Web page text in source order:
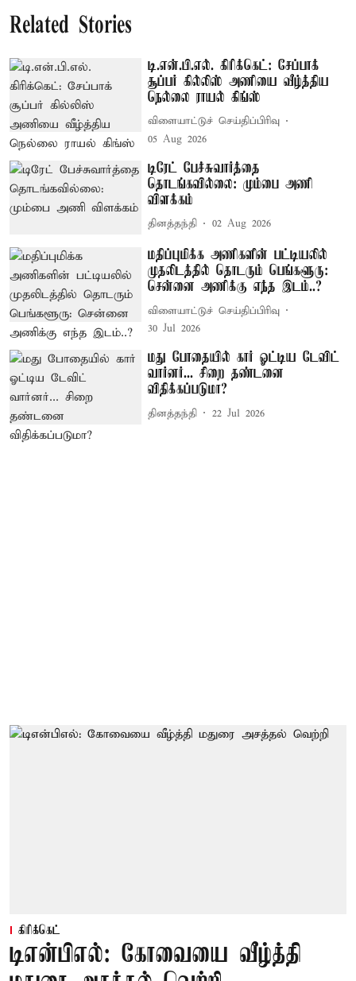
Related Stories
டி.என்.பி.எல். கிரிக்கெட்: சேப்பாக்
சூப்பர் கில்லிஸ் அணியை வீழ்த்திய
நெல்லை ராயல் கிங்ஸ்
விளையாட்டுச் செய்திப்பிரிவு
05 Aug 2026
டிரேட் பேச்சுவார்த்தை
தொடங்கவில்லை: மும்பை அணி
விளக்கம்
தினத்தந்தி 02 Aug 2026
மதிப்புமிக்க அணிகளின் பட்டியலில்
முதலிடத்தில் தொடரும் பெங்களூரு:
சென்னை அணிக்கு எந்த இடம்..?
விளையாட்டுச் செய்திப்பிரிவு
30 Jul 2026
மது போதையில் கார் ஓட்டிய டேவிட்
வார்னர்... சிறை தண்டனை
விதிக்கப்படுமா?
தினத்தந்தி 22 Jul 2026
கிரிக்கெட்
டிஎன்பிஎல்: கோவையை வீழ்த்தி